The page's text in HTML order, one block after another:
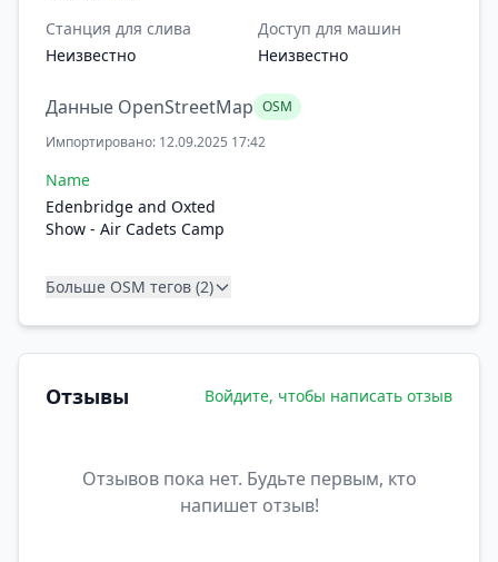
Станция для слива
Неизвестно
Доступ для машин
Неизвестно
Данные OpenStreetMap OSM
Импортировано: 12.09.2025 17:42
Name
Edenbridge and Oxted
Show - Air Cadets Camp
Больше OSM тегов (2)
Отзывы Войдите, чтобы написать отзыв
Отзывов пока нет. Будьте первым, кто
напишет отзыв!